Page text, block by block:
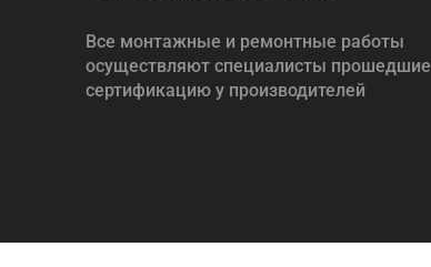
Все монтажные и ремонтные работы
осуществляют специалисты прошедшие
сертификацию у производителей